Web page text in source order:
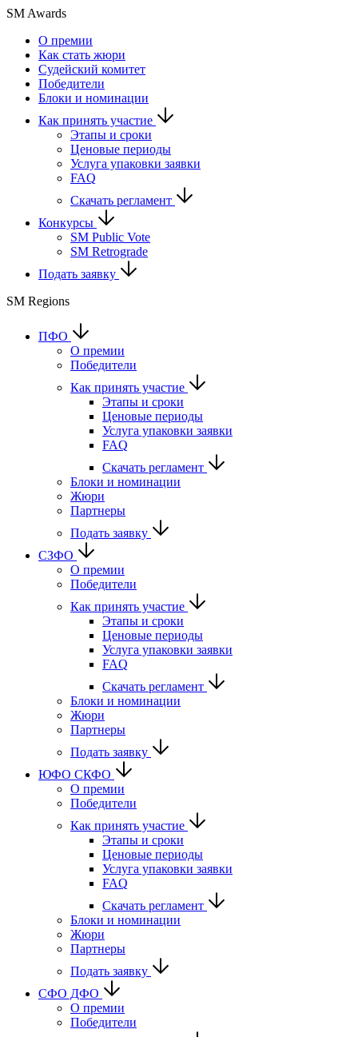
SM Awards
О премии
Как стать жюри
Судейский комитет
Победители
Блоки и номинации
Как принять участие
Этапы и сроки
Ценовые периоды
Услуга упаковки заявки
FAQ
Скачать регламент
Конкурсы
SM Public Vote
SM Retrograde
Подать заявку
SM Regions
ПФО
О премии
Победители
Как принять участие
Этапы и сроки
Ценовые периоды
Услуга упаковки заявки
FAQ
Скачать регламент
Блоки и номинации
Жюри
Партнеры
Подать заявку
СЗФО
О премии
Победители
Как принять участие
Этапы и сроки
Ценовые периоды
Услуга упаковки заявки
FAQ
Скачать регламент
Блоки и номинации
Жюри
Партнеры
Подать заявку
ЮФО СКФО
О премии
Победители
Как принять участие
Этапы и сроки
Ценовые периоды
Услуга упаковки заявки
FAQ
Скачать регламент
Блоки и номинации
Жюри
Партнеры
Подать заявку
CФО ДФО
О премии
Победители